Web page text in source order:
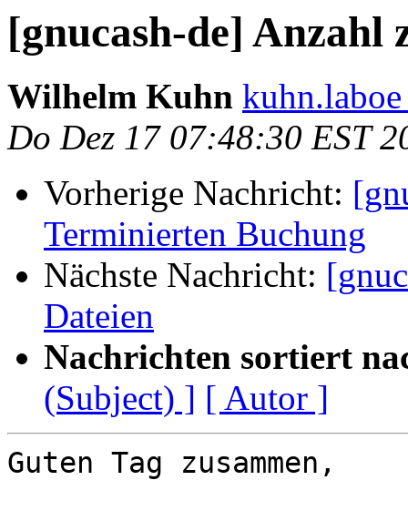
[gnucash-de] Anzahl
Wilhelm Kuhn
Do Dez 17 07:48:30 EST
Vorherige Nachricht:
Terminierten Buchung
Nächste Nachricht:
Dateien
Nachrichten sortiert
(Subject) ] [ Autor ]
Guten Tag zusammen,